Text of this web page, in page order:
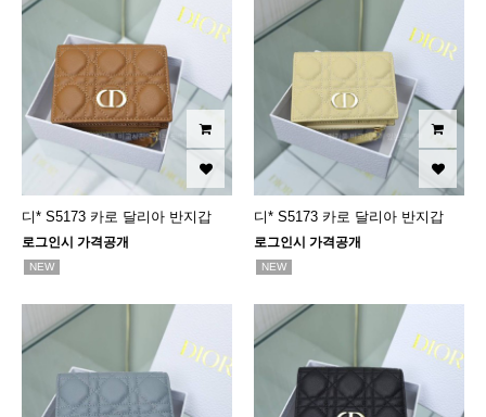
디* S5173 카로 달리아 반지갑
로그인시 가격공개
NEW
디* S5173 카로 달리아 반지갑
로그인시 가격공개
NEW